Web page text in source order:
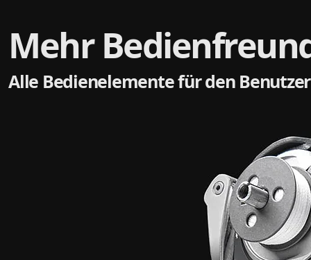
Mehr
Alle Bedienelemente für den